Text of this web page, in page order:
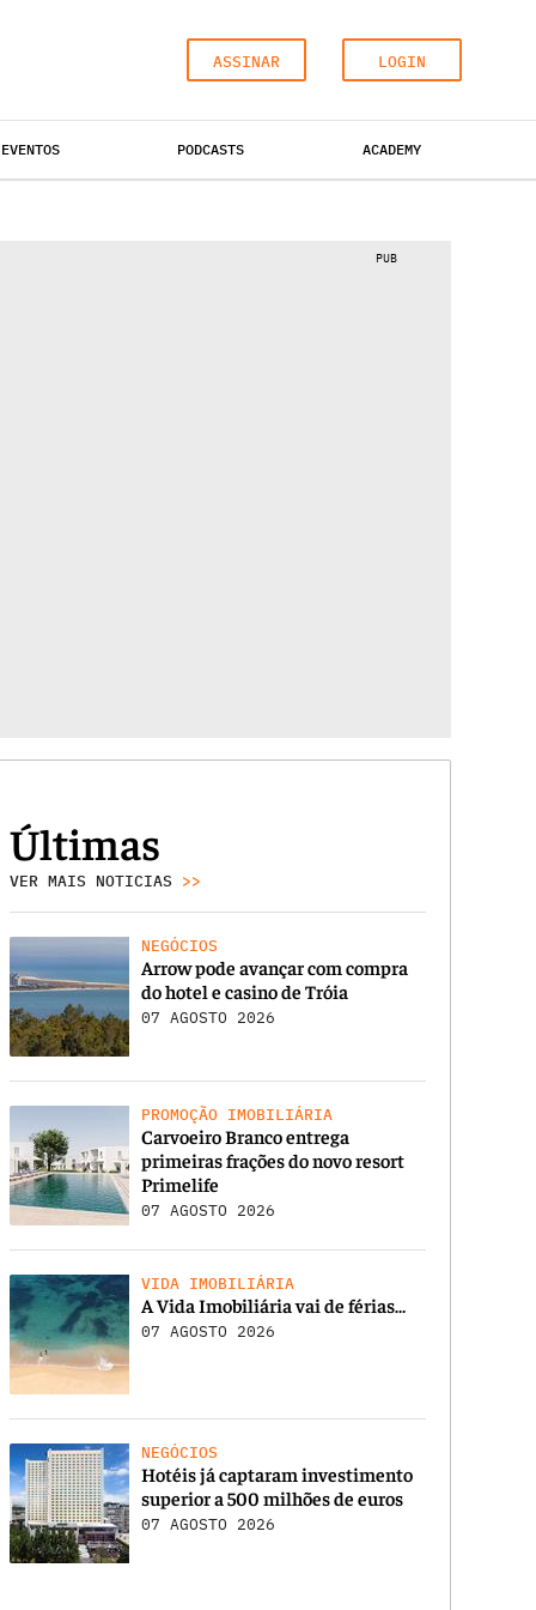
ASSINAR LOGIN
EVENTOS PODCASTS ACADEMY
PUB
Últimas
VER MAIS NOTICIAS >>
NEGÓCIOS
Arrow pode avançar com compra
do hotel e casino de Tróia
07 AGOSTO 2026
PROMOÇÃO IMOBILIÁRIA
Carvoeiro Branco entrega
primeiras frações do novo resort
Primelife
07 AGOSTO 2026
VIDA IMOBILIÁRIA
A Vida Imobiliária vai de férias…
07 AGOSTO 2026
NEGÓCIOS
Hotéis já captaram investimento
superior a 500 milhões de euros
07 AGOSTO 2026